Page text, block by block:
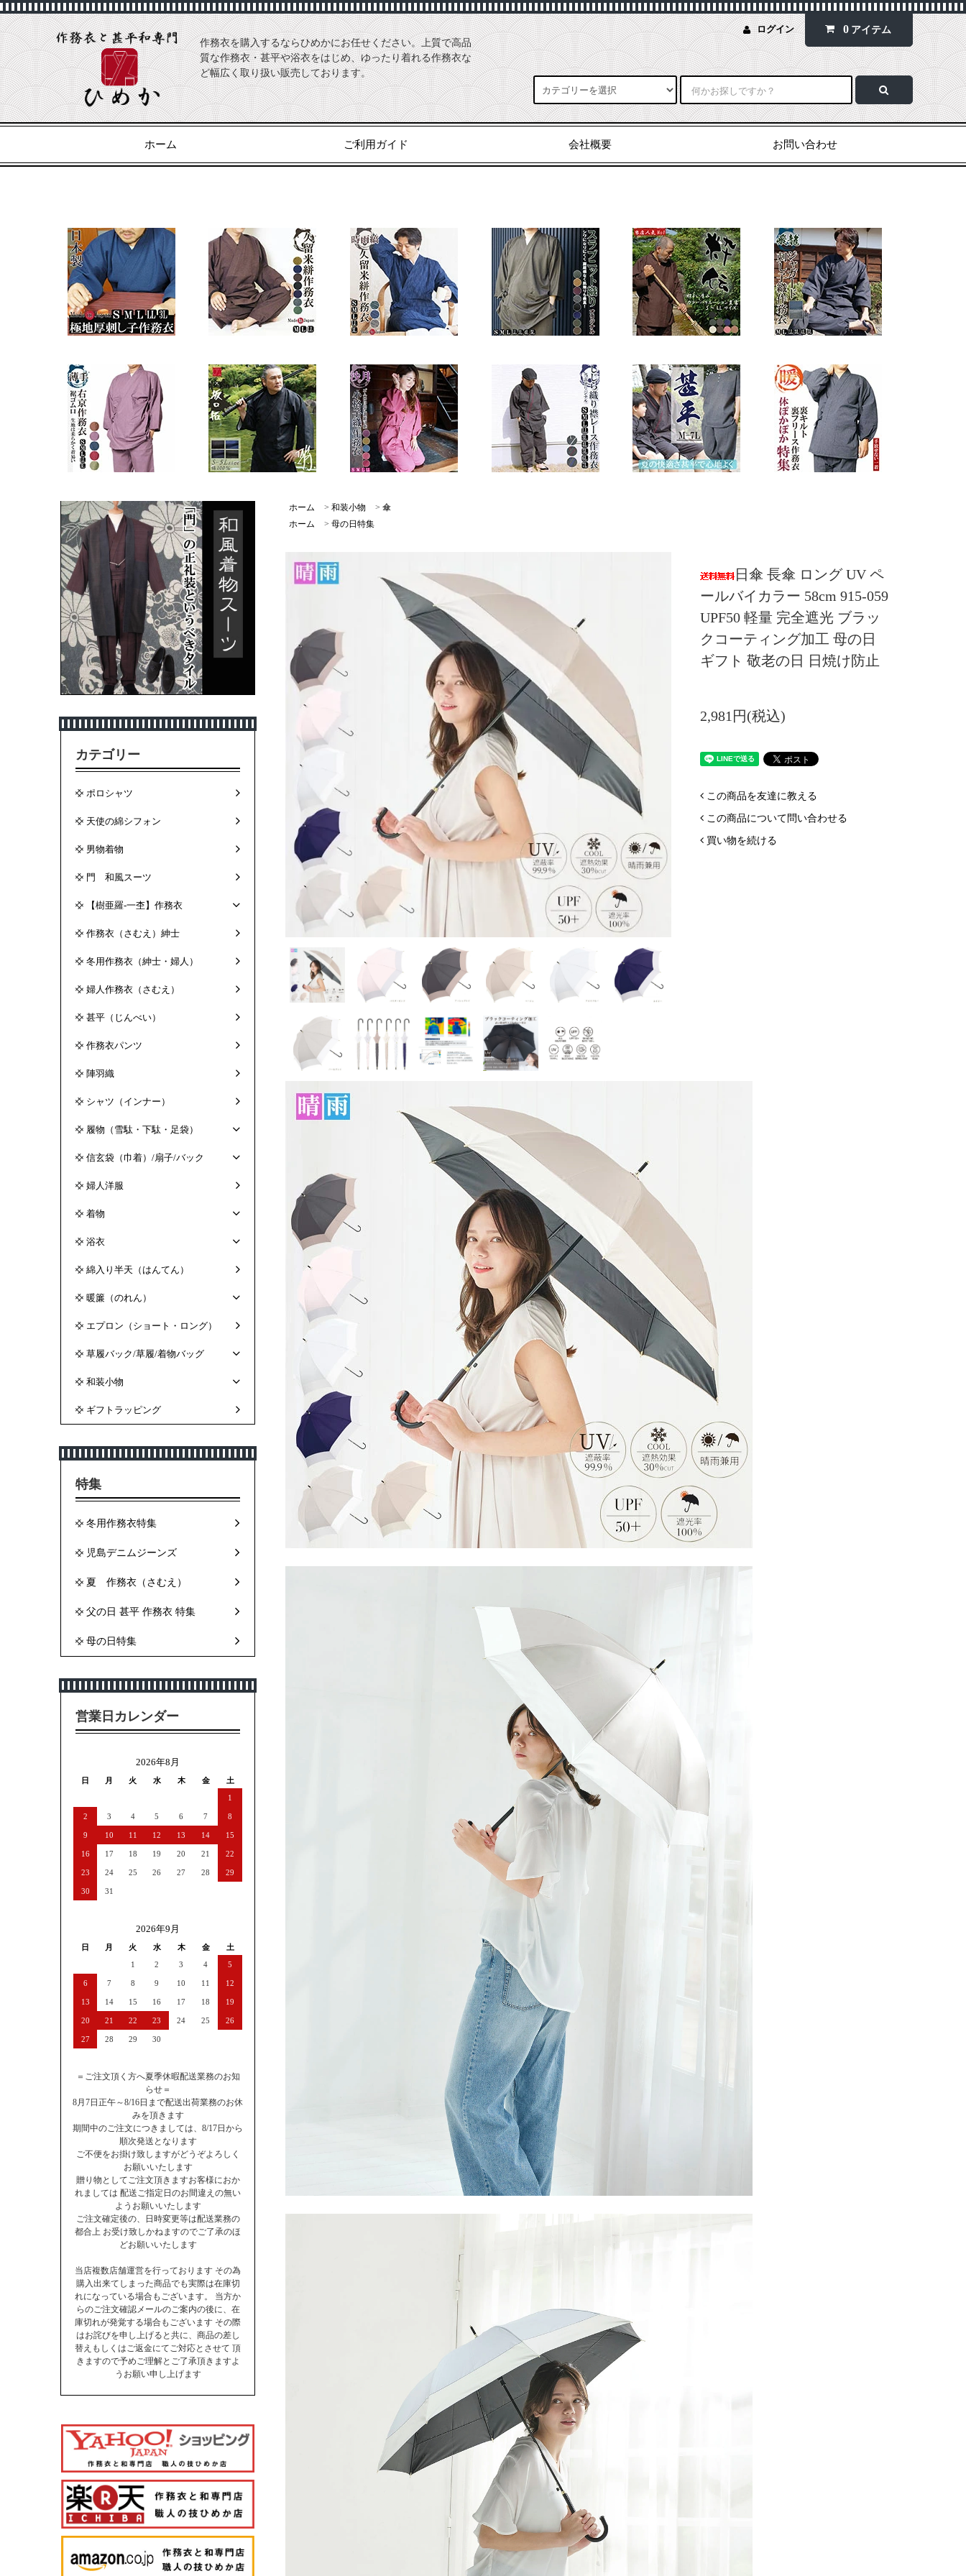
作務衣を購入するならひめかにお任せください。上質で高品
質な作務衣・甚平や浴衣をはじめ、ゆったり着れる作務衣な
ど幅広く取り扱い販売しております。
ログイン 0 アイテム
ホーム ご利用ガイド 会社概要 お問い合わせ
ホーム > 和装小物 > 傘
ホーム
> 母の日特集
日傘 長傘 ロング UV ペ
ールバイカラー 58cm 915-059
UPF50 軽量 完全遮光 ブラッ
クコーティング加工 母の日
ギフト 敬老の日 日焼け防止
2,981円(税込)
この商品を友達に教える
この商品について問い合わせる
買い物を続ける
カテゴリー
ポロシャツ
天使の綿シフォン
男物着物
門 和風スーツ
【樹亜羅-一杢】作務衣
作務衣（さむえ）紳士
冬用作務衣（紳士・婦人）
婦人作務衣（さむえ）
甚平（じんべい）
作務衣パンツ
陣羽織
シャツ（インナー）
履物（雪駄・下駄・足袋）
信玄袋（巾着）/扇子/バック
婦人洋服
着物
浴衣
綿入り半天（はんてん）
暖簾（のれん）
エプロン（ショート・ロング）
草履バック/草履/着物バッグ
和装小物
ギフトラッピング
特集
冬用作務衣特集
児島デニムジーンズ
夏 作務衣（さむえ）
父の日 甚平 作務衣 特集
母の日特集
営業日カレンダー
2026年8月
日 月 火 水 木 金
土
1
2 3 4 5 6 7 8
9 10 11 12 13 14 15
16 17 18 19 20 21 22
23 24 25 26 27 28 29
30 31
2026年9月
日 月 火 水 木 金
土
1
2 3 4 5
6 7 8 9 10 11 12
13 14 15 16 17 18 19
20 21 22 23 24 25 26
27 28 29 30
＝ご注文頂く方へ夏季休暇配送業務のお知
らせ＝
8月7日正午～8/16日まで配送出荷業務のお休
みを頂きます
期間中のご注文につきましては、8/17日から
順次発送となります
ご不便をお掛け致しますがどうぞよろしく
お願いいたします
贈り物としてご注文頂きますお客様におか
れましては 配送ご指定日のお間違えの無い
ようお願いいたします
ご注文確定後の、日時変更等は配送業務の
都合上 お受け致しかねますのでご了承のほ
どお願いいたします
当店複数店舗運営を行っております その為
購入出来てしまった商品でも実際は在庫切
れになっている場合もございます。 当方か
らのご注文確認メールのご案内の後に、在
庫切れが発覚する場合もございます その際
はお詫びを申し上げると共に、商品の差し
替えもしくはご返金にてご対応とさせて 頂
きますので予めご理解とご了承頂きますよ
うお願い申し上げます